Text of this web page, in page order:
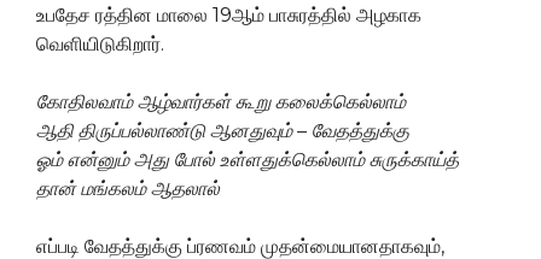
உபதேச ரத்தின மாலை 19ஆம் பாசுரத்தில் அழகாக
வெளியிடுகிறார்.
கோதிலவாம் ஆழ்வார்கள் கூறு கலைக்கெல்லாம்
ஆதி திருப்பல்லாண்டு ஆனதுவும்– வேதத்துக்கு
ஓம் என்னும் அது போல் உள்ளதுக்கெல்லாம் சுருக்காய்த்
தான் மங்கலம் ஆதலால்
எப்படி வேதத்துக்கு ப்ரணவம் முதன்மையானதாகவும்,